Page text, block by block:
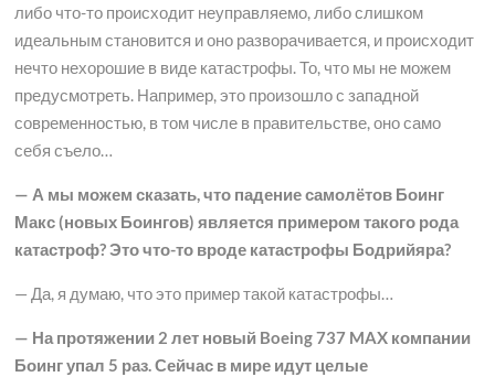
либо что-то происходит неуправляемо, либо слишком
идеальным становится и оно разворачивается, и происходит
нечто нехорошие в виде катастрофы. То, что мы не можем
предусмотреть. Например, это произошло с западной
современностью, в том числе в правительстве, оно само
себя съело…
— А мы можем сказать, что падение самолётов Боинг
Макс (новых Боингов) является примером такого рода
катастроф? Это что-то вроде катастрофы Бодрийяра?
— Да, я думаю, что это пример такой катастрофы…
— На протяжении 2 лет новый Boeing 737 MAX компании
Боинг упал 5 раз. Сейчас в мире идут целые